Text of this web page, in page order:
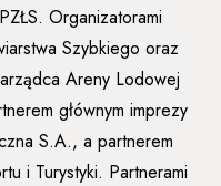
Organizatorami
Szybkiego oraz
Areny Lodowej
głównym imprezy
S.A., a partnerem
i Turystyki. Partnerami